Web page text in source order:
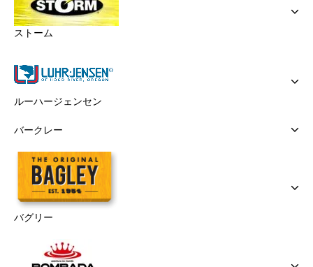
ストーム
ルーハージェンセン
バークレー
バグリー